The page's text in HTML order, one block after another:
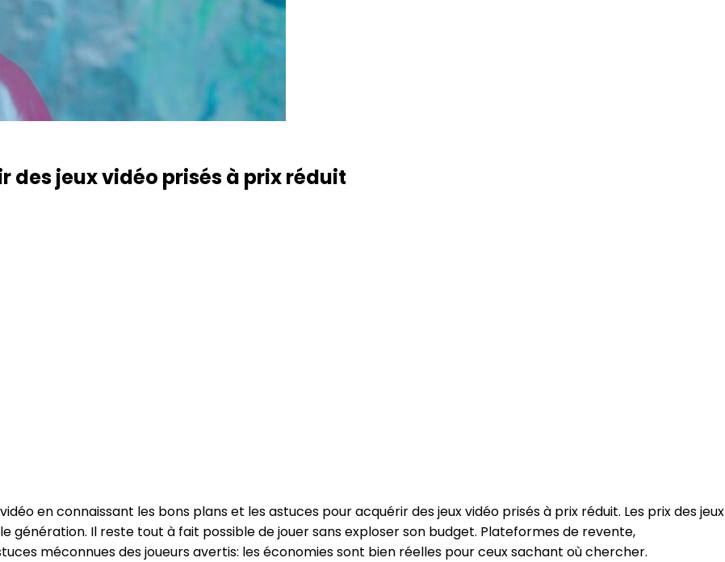
des jeux vidéo prisés à prix réduit
en connaissant les bons plans et les astuces pour acquérir des jeux vidéo prisés à prix réduit. Les prix des jeux
génération. Il reste tout à fait possible de jouer sans exploser son budget. Plateformes de revente,
méconnues des joueurs avertis: les économies sont bien réelles pour ceux sachant où chercher.